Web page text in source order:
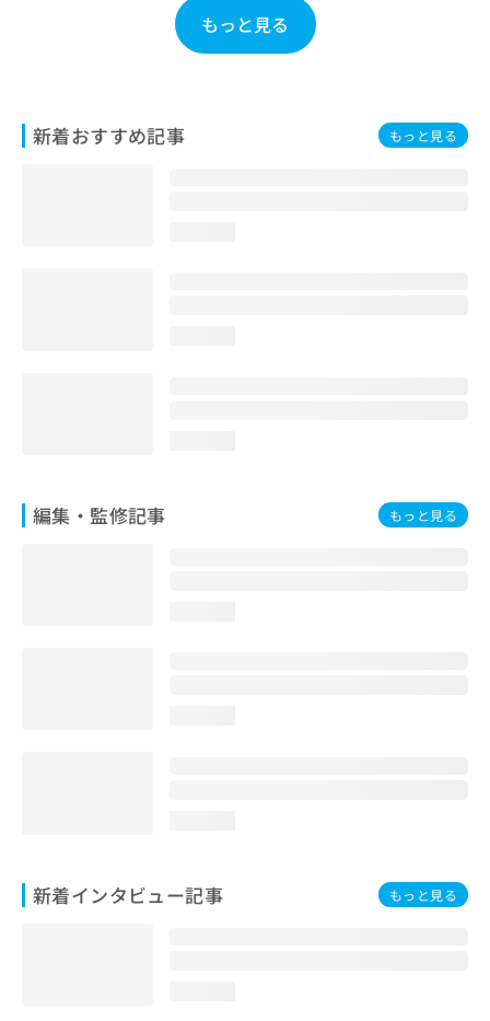
もっと見る
新着おすすめ記事 もっと見る
編集・監修記事 もっと見る
新着インタビュー記事 もっと見る
せ
は